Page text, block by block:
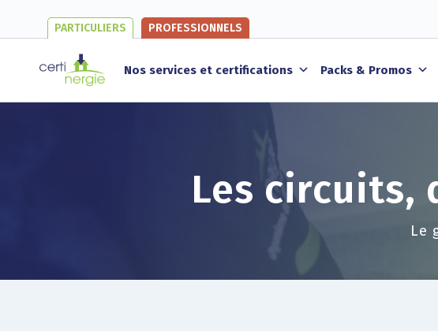
PARTICULIERS PROFESSIONNELS
Nos services et certifications Packs & Promos
Les circuits,
Le